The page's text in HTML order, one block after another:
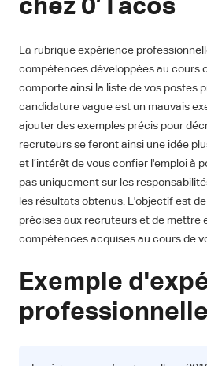
chez 0’Tacos
La rubrique expérience
compétences développées au cours
comporte ainsi la liste de vos postes
candidature vague est un mauvais
ajouter des exemples précis pour
recruteurs se feront ainsi une idée
et l’intérêt de vous confier l'emploi à
pas uniquement sur les
les résultats obtenus. L'objectif est
précises aux recruteurs et de mettre
compétences acquises au cours de
Exemple